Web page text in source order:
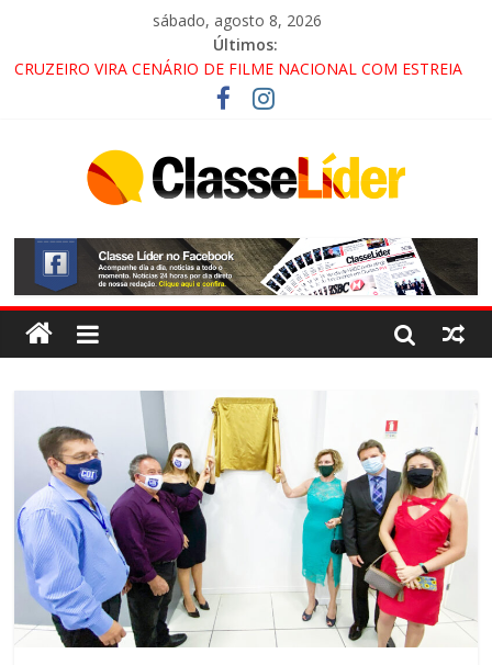
sábado, agosto 8, 2026
Últimos:
LORENA, PINDAMONHANGABA E QUELUZ NA RETA FINAL
PELA FÁBRICA DA COCA-COLA!
CRUZEIRO VIRA CENÁRIO DE FILME NACIONAL COM ESTREIA
“HÁ PRESENÇA DO COMANDO VERMELHO NO VALE”, AFIRMA
ACESSO À APARECIDA NA DUTRA SERÁ BLOQUEADO NO FIM
DE SEMANA; MOTORISTAS DEVEM USAR ROTAS
ALTERNATIVAS